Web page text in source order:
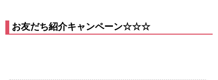
お友だち紹介キャンペーン☆☆☆